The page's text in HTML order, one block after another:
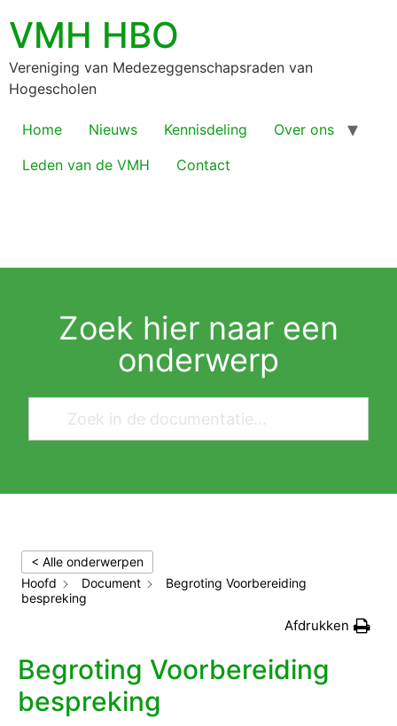
VMH HBO
Vereniging van Medezeggenschapsraden van
Hogescholen
Home Nieuws Kennisdeling
Over ons
Leden van de VMH
Contact
Zoek hier naar een
onderwerp
< Alle onderwerpen
Hoofd
Document
Begroting Voorbereiding
bespreking
Afdrukken
Begroting Voorbereiding
bespreking